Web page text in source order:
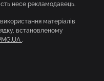
несе рекламодавець.
матеріалів
встановленому
.